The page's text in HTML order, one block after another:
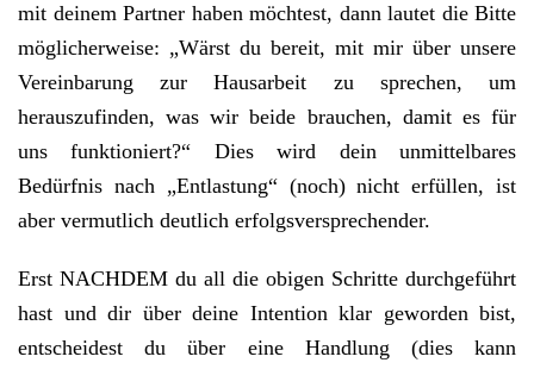
mit deinem Partner haben möchtest, dann lautet die Bitte
möglicherweise: „Wärst du bereit, mit mir über unsere
Vereinbarung zur Hausarbeit zu sprechen, um
herauszufinden, was wir beide brauchen, damit es für
uns funktioniert?“ Dies wird dein unmittelbares
Bedürfnis nach „Entlastung“ (noch) nicht erfüllen, ist
aber vermutlich deutlich erfolgsversprechender.
Erst NACHDEM du all die obigen Schritte durchgeführt
hast und dir über deine Intention klar geworden bist,
entscheidest du über eine Handlung (dies kann